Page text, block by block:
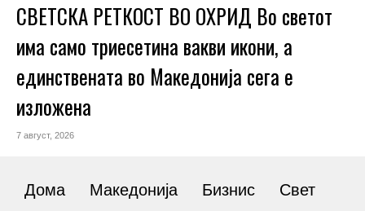
СВЕТСКА РЕТКОСТ ВО ОХРИД Во светот
има само триесетина вакви икони, а
единствената во Македонија сега е
изложена
7 август, 2026
Дома Македонија Бизнис Свет